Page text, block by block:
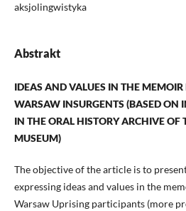
aksjolingwistyka
Abstrakt
IDEAS AND VALUES IN THE MEMOIR
WARSAW INSURGENTS(BASED ON
IN THE ORAL HISTORY ARCHIVE OF
MUSEUM)
The objective of the article is to
expressing ideas and values in the
Warsaw Uprising participants (more